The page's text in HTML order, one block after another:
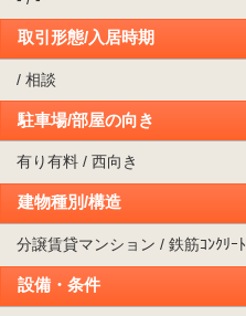
取引形態/入居時期
/ 相談
駐車場/部屋の向き
有り有料 / 西向き
建物種別/構造
分譲賃貸マンション / 鉄筋ｺﾝｸﾘｰﾄ
設備・条件